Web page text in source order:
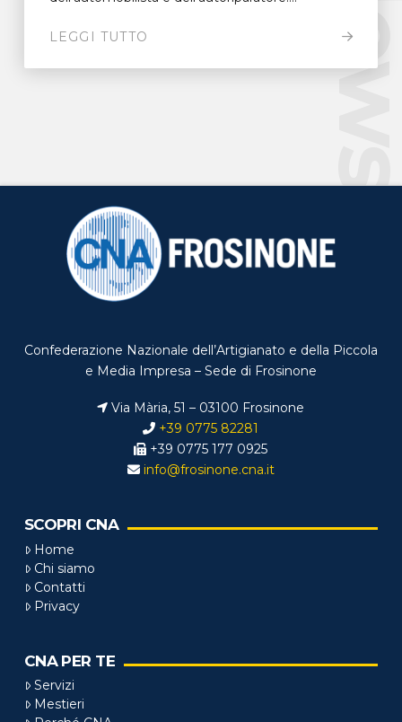
LEGGI TUTTO
Confederazione Nazionale dell’Artigianato e della Piccola
e Media Impresa – Sede di Frosinone
Via Mària, 51 – 03100 Frosinone
+39 0775 82281
+39 0775 177 0925
info@frosinone.cna.it
SCOPRI CNA
Home
Chi siamo
Contatti
Privacy
CNA PER TE
Servizi
Mestieri